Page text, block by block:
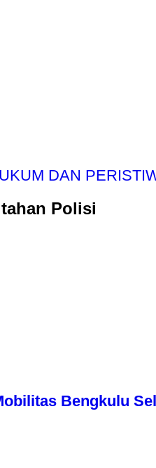
DAN
Polisi
Bengkulu